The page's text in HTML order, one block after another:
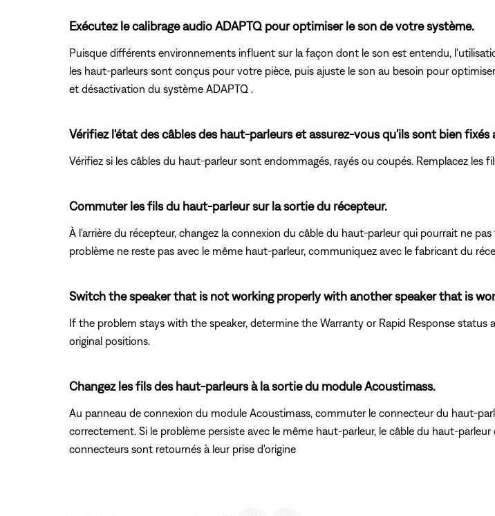
Exécutez le calibrage audio ADAPTQ pour optimiser le son de votre système.
Puisque différents environnements influent sur la façon dont le son est entendu,
les haut-parleurs sont conçus pour votre pièce, puis ajuste le son au besoin pour
et désactivation du système ADAPTQ .
Vérifiez l'état des câbles des haut-parleurs et assurez-vous qu'ils sont bien fixés
Vérifiez si les câbles du haut-parleur sont endommagés, rayés ou coupés. Remplacez
Commuter les fils du haut-parleur sur la sortie du récepteur.
À l'arrière du récepteur, changez la connexion du câble du haut-parleur qui pourrait ne
problème ne reste pas avec le même haut-parleur, communiquez avec le fabricant du
Switch the speaker that is not working properly with another speaker that is
If the problem stays with the speaker, determine the Warranty or Rapid Response status
original positions.
Changez les fils des haut-parleurs à la sortie du module Acoustimass.
Au panneau de connexion du module Acoustimass, commuter le connecteur du haut-
correctement. Si le problème persiste avec le même haut-parleur, le câble du haut-
connecteurs sont retournés à leur prise d'origine